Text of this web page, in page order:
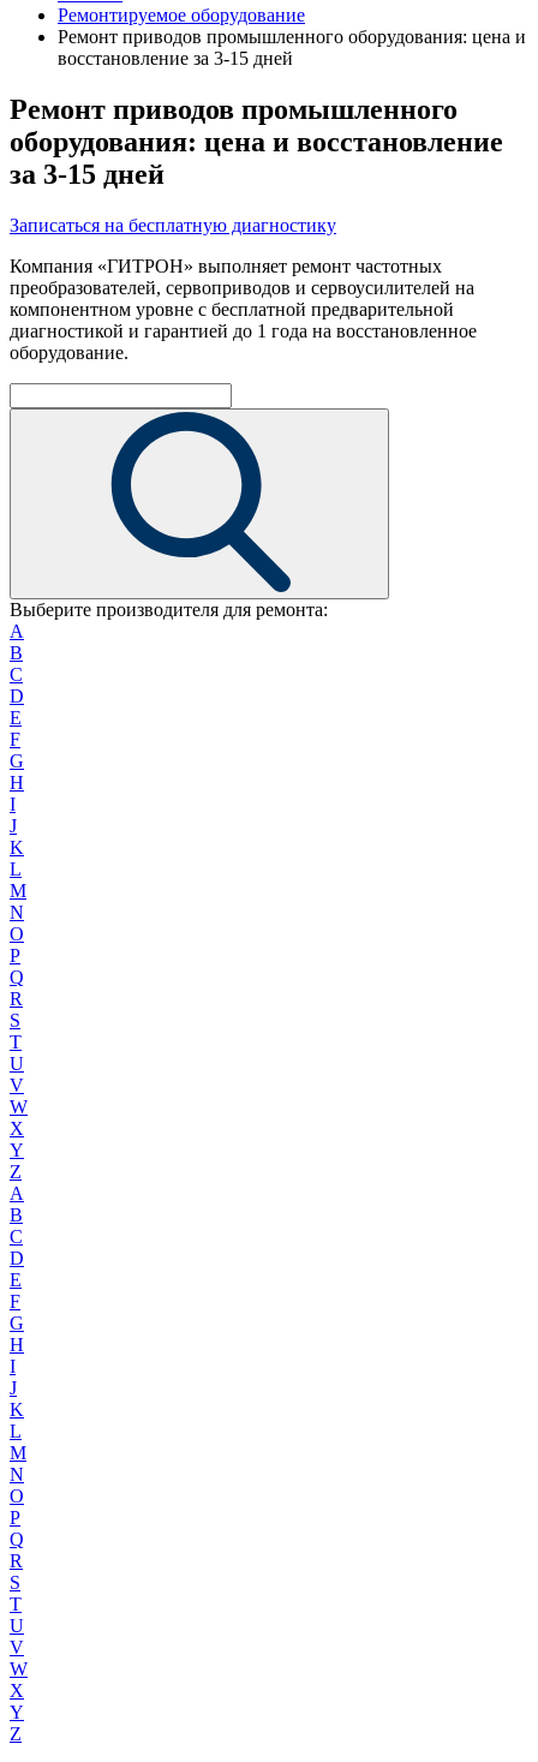
Ремонтируемое оборудование
Ремонт приводов промышленного оборудования: цена и
восстановление за 3-15 дней
Ремонт приводов промышленного
оборудования: цена и восстановление
за 3-15 дней
Записаться на бесплатную диагностику
Компания «ГИТРОН» выполняет ремонт частотных
преобразователей, сервоприводов и сервоусилителей на
компонентном уровне с бесплатной предварительной
диагностикой и гарантией до 1 года на восстановленное
оборудование.
Выберите производителя для ремонта:
A
B
C
D
E
F
G
H
I
J
K
L
M
N
O
P
Q
R
S
T
U
V
W
X
Y
Z
A
B
C
D
E
F
G
H
I
J
K
L
M
N
O
P
Q
R
S
T
U
V
W
X
Y
Z